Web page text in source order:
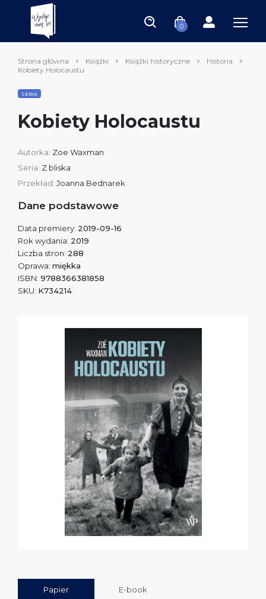
0
Strona główna Książki Książki historyczne
Historia
Kobiety Holocaustu
SERIA
Kobiety Holocaustu
Autorka: Zoe Waxman
Seria: Z bliska
Przekład: Joanna Bednarek
Dane podstawowe
Data premiery: 2019-09-16
Rok wydania: 2019
Liczba stron: 288
Oprawa: miękka
ISBN: 9788366381858
SKU: K734214
Papier E-book